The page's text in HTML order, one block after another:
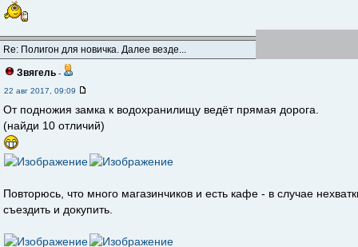
Re: Полигон для новичка. Далее везде...
Звягель -
22 авг 2017, 09:09
От подножия замка к водохранилищу ведёт прямая дорога.
(найди 10 отличий)
Повторюсь, что много магазинчиков и есть кафе - в случае
съездить и докупить.